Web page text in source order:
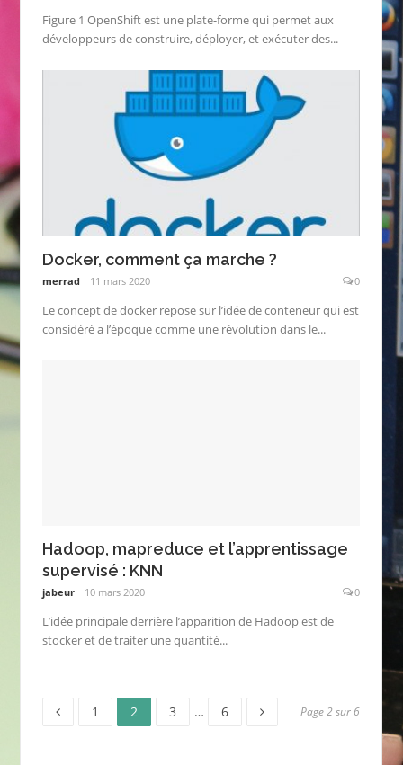
Figure 1 OpenShift est une plate-forme qui permet aux
développeurs de construire, déployer, et exécuter des...
Docker, comment ça marche ?
merrad 11 mars 2020 0
Le concept de docker repose sur l’idée de conteneur qui est
considéré a l’époque comme une révolution dans le...
Hadoop, mapreduce et l’apprentissage
supervisé : KNN
jabeur 10 mars 2020 0
L’idée principale derrière l’apparition de Hadoop est de
stocker et de traiter une quantité...
Pagination
Page
1 Page
2 Page
3 … Page
6 Page 2 sur 6